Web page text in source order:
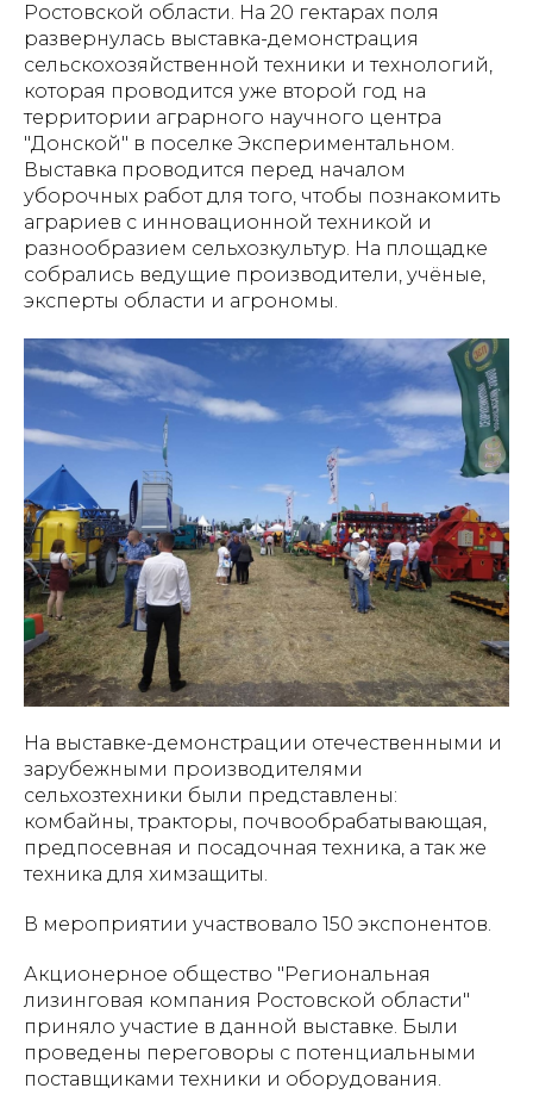
Ростовской области. На 20 гектарах поля
развернулась выставка-демонстрация
сельскохозяйственной техники и технологий,
которая проводится уже второй год на
территории аграрного научного центра
"Донской" в поселке Экспериментальном.
Выставка проводится перед началом
уборочных работ для того, чтобы познакомить
аграриев с инновационной техникой и
разнообразием сельхозкультур. На площадке
собрались ведущие производители, учёные,
эксперты области и агрономы.
На выставке-демонстрации отечественными и
зарубежными производителями
сельхозтехники были представлены:
комбайны, тракторы, почвообрабатывающая,
предпосевная и посадочная техника, а так же
техника для химзащиты.
В мероприятии участвовало 150 экспонентов.
Акционерное общество "Региональная
лизинговая компания Ростовской области"
приняло участие в данной выставке. Были
проведены переговоры с потенциальными
поставщиками техники и оборудования.